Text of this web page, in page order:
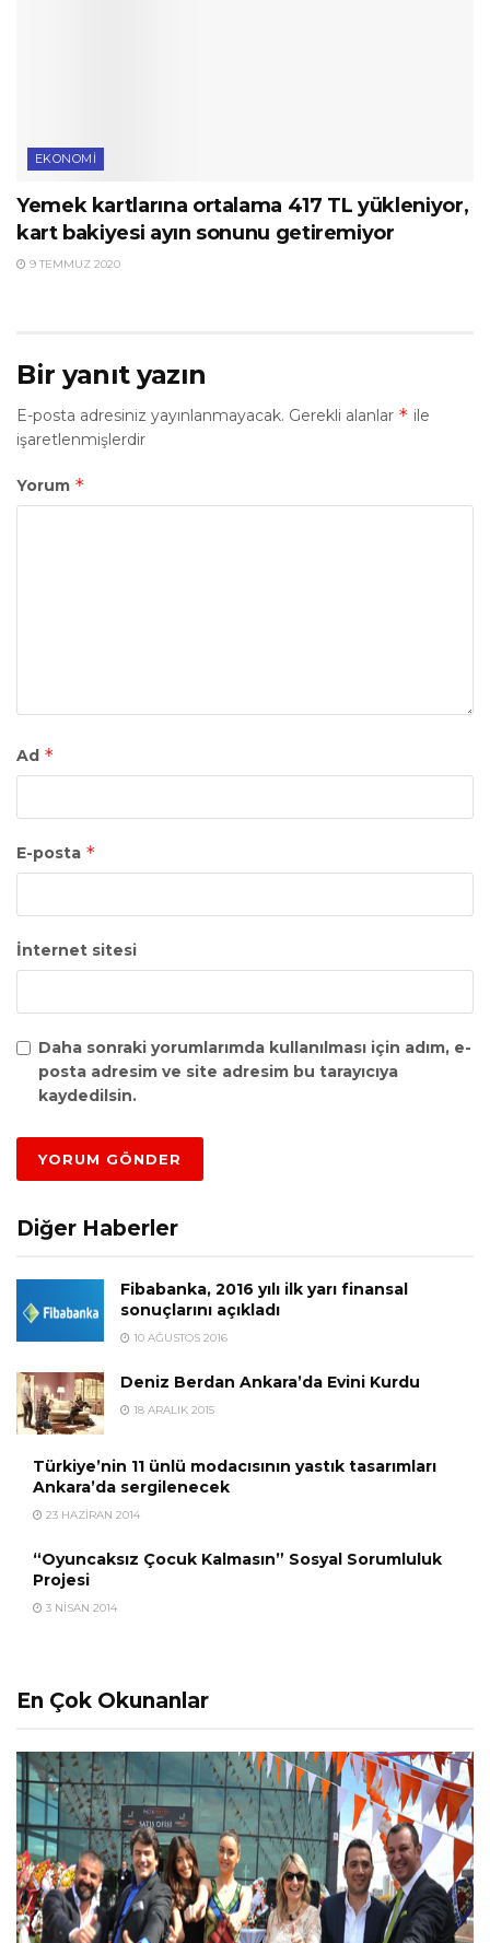
EKONOMI
Yemek kartlarına ortalama 417 TL yükleniyor,
kart bakiyesi ayın sonunu getiremiyor
9 TEMMUZ 2020
Bir yanıt yazın
E-posta adresiniz yayınlanmayacak. Gerekli alanlar * ile
işaretlenmişlerdir
Yorum *
Ad *
E-posta *
İnternet sitesi
Daha sonraki yorumlarımda kullanılması için adım, e-
posta adresim ve site adresim bu tarayıcıya
kaydedilsin.
Diğer Haberler
Fibabanka, 2016 yılı ilk yarı finansal
sonuçlarını açıkladı
10 AĞUSTOS 2016
Deniz Berdan Ankara’da Evini Kurdu
18 ARALIK 2015
Türkiye’nin 11 ünlü modacısının yastık tasarımları
Ankara’da sergilenecek
23 HAZIRAN 2014
“Oyuncaksız Çocuk Kalmasın” Sosyal Sorumluluk
Projesi
3 NISAN 2014
En Çok Okunanlar